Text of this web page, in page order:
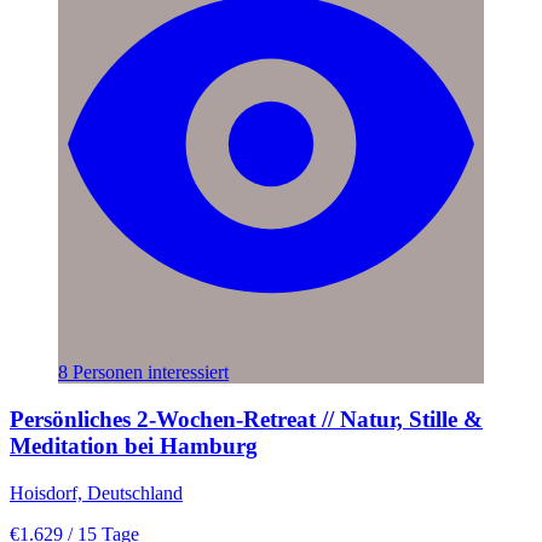
8 Personen interessiert
Persönliches 2-Wochen-Retreat // Natur, Stille &
Meditation bei Hamburg
Hoisdorf, Deutschland
€1.629 / 15 Tage